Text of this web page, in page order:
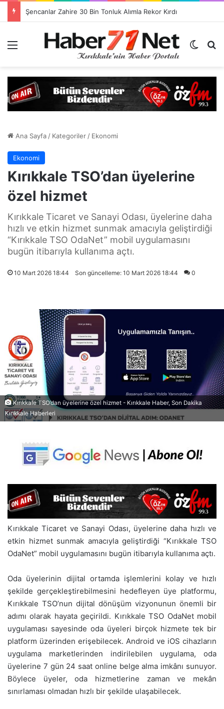
Dış
Ana Sayfa/ Kategoriler/ Ekonomi
Ekonomi
Kırıkkale TSO’dan üyelerine
özel hizmet
Kırıkkale Ticaret ve Sanayi Odası, üyelerine daha
hızlı ve etkin hizmet sunmak amacıyla geliştirdiği
“Kırıkkale TSO OdaNet” mobil uygulamasını
bugün itibarıyla kullanıma açtı.
10 Mart 2026 18:44 Son güncelleme: 10 Mart 2026 18:44 0
Kırıkkale TSO’dan üyelerine özel hizmet - Kırıkkale Haber, Son Dakika
Kırıkkale Haberleri
Kırıkkale Ticaret ve Sanayi Odası, üyelerine daha hızlı ve
etkin hizmet sunmak amacıyla geliştirdiği “Kırıkkale TSO
OdaNet” mobil uygulamasını bugün itibarıyla kullanıma açtı.
Oda üyelerinin dijital ortamda işlemlerini kolay ve hızlı
şekilde gerçekleştirebilmesini hedefleyen üye platformu,
Kırıkkale TSO’nun dijital dönüşüm vizyonunun önemli bir
adımı olarak hayata geçirildi. Kırıkkale TSO OdaNet mobil
uygulaması sayesinde oda üyeleri birçok hizmete tek bir
platform üzerinden erişebilecek. Android ve iOS cihazların
uygulama marketlerinden indirilebilen uygulama, oda
üyelerine 7 gün 24 saat online belge alma imkânı sunuyor.
Böylece üyeler, oda hizmetlerine zaman ve mekân
sınırlaması olmadan hızlı bir şekilde ulaşabilecek.